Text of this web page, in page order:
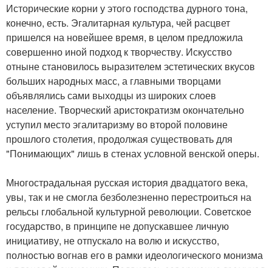
Исторические корни у этого господства дурного тона,
конечно, есть. Эгалитарная культура, чей расцвет
пришелся на новейшее время, в целом предложила
совершенно иной подход к творчеству. Искусство
отныне становилось выразителем эстетических вкусов
больших народных масс, а главными творцами
объявлялись сами выходцы из широких слоев
население. Творческий аристократизм окончательно
уступил место эгалитаризму во второй половине
прошлого столетия, продолжая существовать для
"Понимающих" лишь в стенах условной венской оперы.
Многострадальная русская история двадцатого века,
увы, так и не смогла безболезненно перестроиться на
рельсы глобальной культурной революции. Советское
государство, в принципе не допускавшее личную
инициативу, не отпускало на волю и искусство,
полностью вогнав его в рамки идеологического монизма